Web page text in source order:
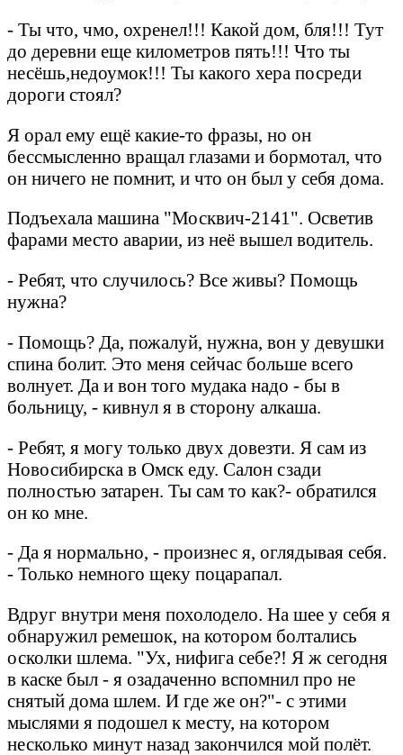
- Ты что, чмо, охренел!!! Какой дом, бля!!! Тут
до деревни еще километров пять!!! Что ты
несёшь,недоумок!!! Ты какого хера посреди
дороги стоял?
Я орал ему ещё какие-то фразы, но он
бессмысленно вращал глазами и бормотал, что
он ничего не помнит, и что он был у себя дома.
Подъехала машина "Москвич-2141". Осветив
фарами место аварии, из неё вышел водитель.
- Ребят, что случилось? Все живы? Помощь
нужна?
- Помощь? Да, пожалуй, нужна, вон у девушки
спина болит. Это меня сейчас больше всего
волнует. Да и вон того мудака надо - бы в
больницу, - кивнул я в сторону алкаша.
- Ребят, я могу только двух довезти. Я сам из
Новосибирска в Омск еду. Салон сзади
полностью затарен. Ты сам то как?- обратился
он ко мне.
- Да я нормально, - произнес я, оглядывая себя.
- Только немного щеку поцарапал.
Вдруг внутри меня похолодело. На шее у себя я
обнаружил ремешок, на котором болтались
осколки шлема. "Ух, нифига себе?! Я ж сегодня
в каске был - я озадаченно вспомнил про не
снятый дома шлем. И где же он?"- с этими
мыслями я подошел к месту, на котором
несколько минут назад закончился мой полёт.